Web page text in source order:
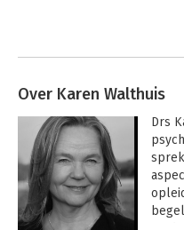
Over Karen Walthuis
Drs